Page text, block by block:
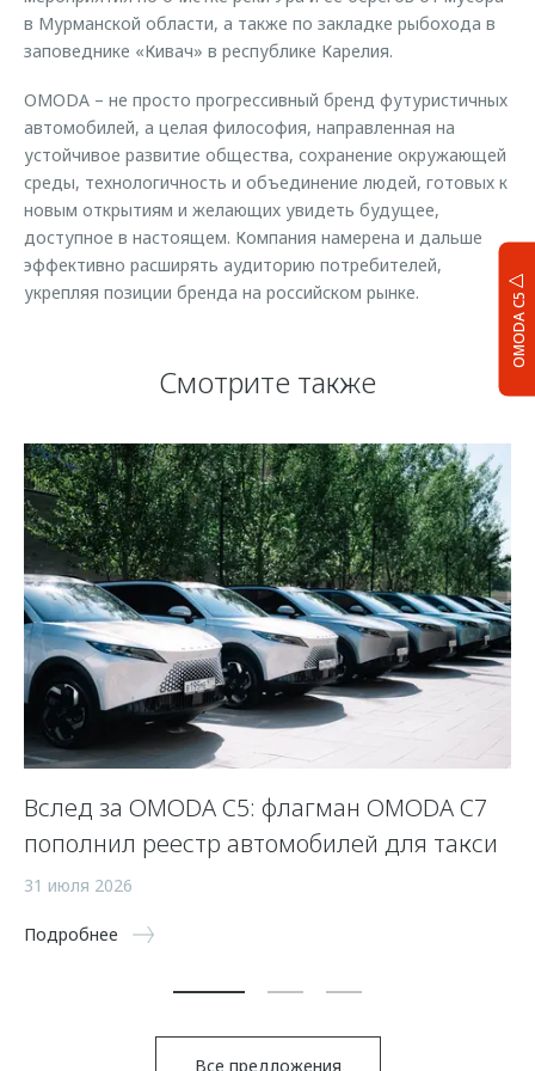
OMODA C5
в Мурманской области, а также по закладке рыбохода в
заповеднике «Кивач» в республике Карелия.
ОMODA – не просто прогрессивный бренд футуристичных
автомобилей, а целая философия, направленная на
устойчивое развитие общества, сохранение окружающей
среды, технологичность и объединение людей, готовых к
новым открытиям и желающих увидеть будущее,
доступное в настоящем. Компания намерена и дальше
эффективно расширять аудиторию потребителей,
укрепляя позиции бренда на российском рынке.
Смотрите также
Вслед за OMODA C5: флагман OMODA C7
пополнил реестр автомобилей для такси
31 июля 2026
Подробнее
Все предложения